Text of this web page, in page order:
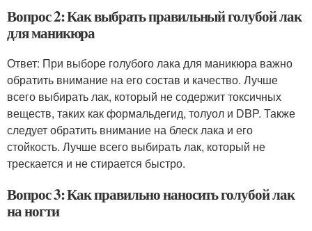
Вопрос 2: Как выбрать правильный голубой лак
для маникюра
Ответ: При выборе голубого лака для маникюра важно
обратить внимание на его состав и качество. Лучше
всего выбирать лак, который не содержит токсичных
веществ, таких как формальдегид, толуол и DBP. Также
следует обратить внимание на блеск лака и его
стойкость. Лучше всего выбирать лак, который не
трескается и не стирается быстро.
Вопрос 3: Как правильно наносить голубой лак
на ногти